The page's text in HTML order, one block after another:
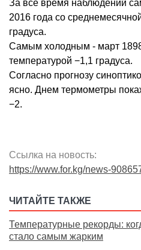
За все время наблюдений
2016 года со
градуса.
Самым холодным - март
температурой −1,1 градуса.
Согласно прогнозу
ясно. Днем термометры
−2.
Ссылка на новость:
https://www.for.kg/news-
ЧИТАЙТЕ ТАКЖЕ
Температурные рекорды:
стало самым жарким